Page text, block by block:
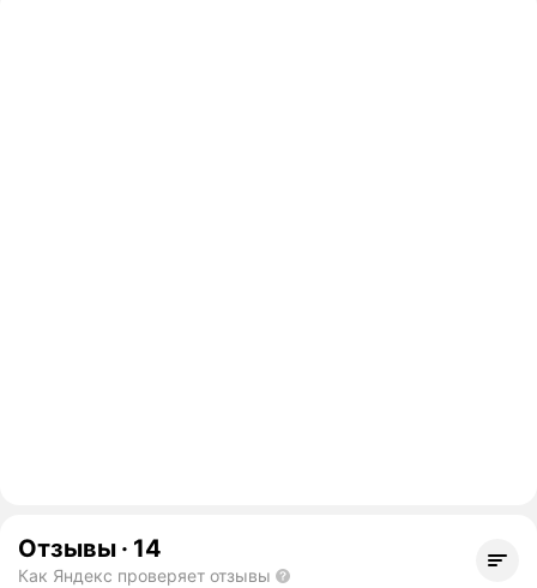
Отзывы · 14
Как Яндекс проверяет отзывы